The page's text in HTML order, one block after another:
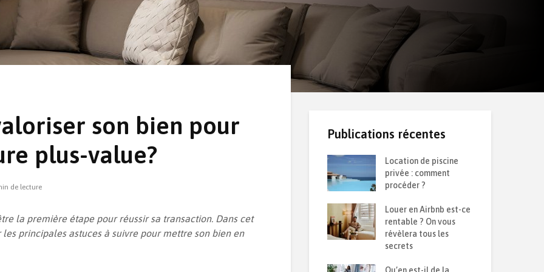
son bien pour
plus-value?
de lecture
la première étape pour réussir sa transaction. Dans cet
principales astuces à suivre pour mettre son bien en
Publications récentes
Retour sur la fiscalité
pont thermique ? La
question perpétuelle
Vue d’ensemble sur le
PTZ 2026
Location de piscine
privée : comment
procéder ?
Louer en Airbnb est-ce
rentable ? On vous
révèlera tous les
secrets